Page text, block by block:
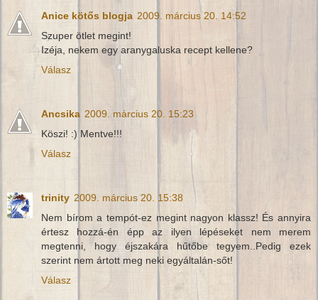
Anice kötős blogja 2009. március 20. 14:52
Szuper ötlet megint!
Izéja, nekem egy aranygaluska recept kellene?
Válasz
Ancsika 2009. március 20. 15:23
Köszi! :) Mentve!!!
Válasz
trinity 2009. március 20. 15:38
Nem bírom a tempót-ez megint nagyon klassz! És annyira
értesz hozzá-én épp az ilyen lépéseket nem merem
megtenni, hogy éjszakára hűtőbe tegyem..Pedig ezek
szerint nem ártott meg neki egyáltalán-sőt!
Válasz